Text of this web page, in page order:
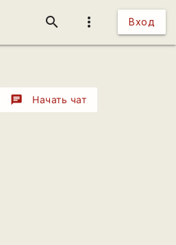
more_vert Вход
search
chat Начать чат